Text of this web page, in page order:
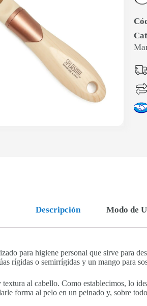
Descripción Modo de
para higiene personal que sirve para
rígidas o semirrígidas y un mango para
al cabello. Como establecimos, lo
forma al pelo en un peinado y, sobre